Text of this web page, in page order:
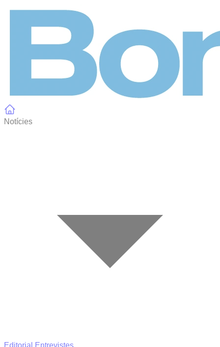
Notícies
Editorial
Entrevistes